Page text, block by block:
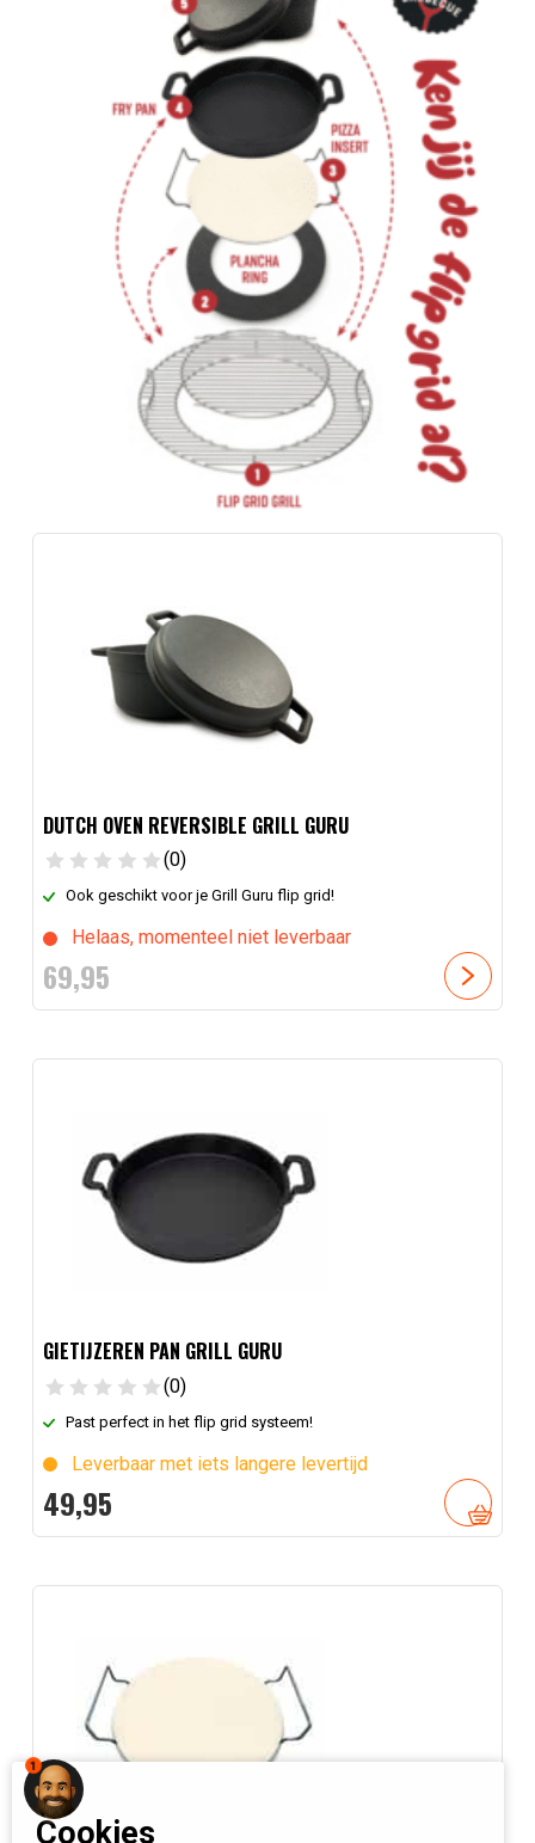
DUTCH OVEN REVERSIBLE GRILL GURU
(0)
Ook geschikt voor je Grill Guru flip grid!
Helaas, momenteel niet leverbaar
69,95
GIETIJZEREN PAN GRILL GURU
(0)
Past perfect in het flip grid systeem!
Leverbaar met iets langere levertijd
49,95
1
Cookies